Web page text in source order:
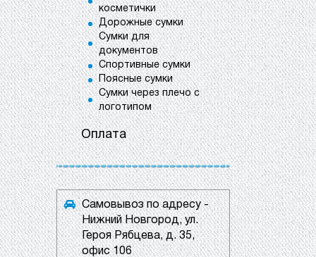
косметички
Дорожные сумки
Сумки для
документов
Спортивные сумки
Поясные сумки
Сумки через плечо с
логотипом
Оплата
Самовывоз по адресу -
Нижний Новгород, ул.
Героя Рябцева, д. 35,
офис 106